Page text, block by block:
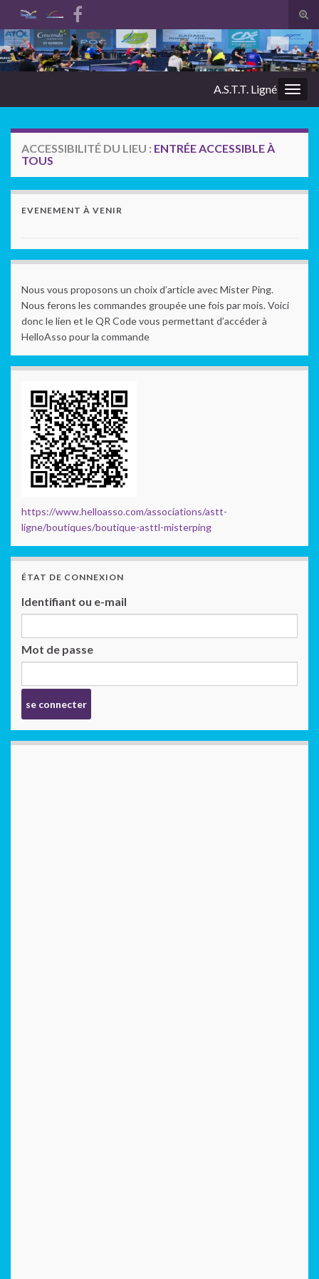
Search for:
A.S.T.T. Ligné
ACCESSIBILITÉ DU LIEU : ENTRÉE ACCESSIBLE À
TOUS
EVENEMENT À VENIR
Nous vous proposons un choix d’article avec Mister Ping.
Nous ferons les commandes groupée une fois par mois. Voici
donc le lien et le QR Code vous permettant d’accéder à
HelloAsso pour la commande
https://www.helloasso.com/associations/astt-
ligne/boutiques/boutique-asttl-misterping
ÉTAT DE CONNEXION
Identifiant ou e-mail
Mot de passe